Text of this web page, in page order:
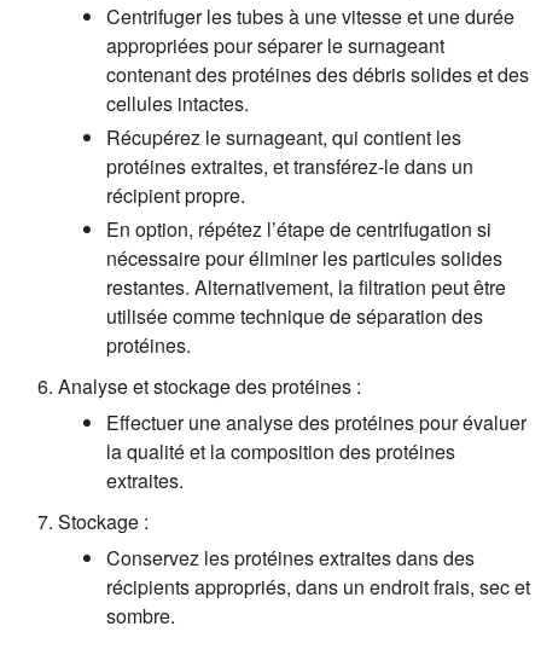
Centrifuger les tubes à une vitesse et une durée
appropriées pour séparer le surnageant
contenant des protéines des débris solides et des
cellules intactes.
Récupérez le surnageant, qui contient les
protéines extraites, et transférez-le dans un
récipient propre.
En option, répétez l’étape de centrifugation si
nécessaire pour éliminer les particules solides
restantes. Alternativement, la filtration peut être
utilisée comme technique de séparation des
protéines.
Analyse et stockage des protéines :
Effectuer une analyse des protéines pour évaluer
la qualité et la composition des protéines
extraites.
Stockage :
Conservez les protéines extraites dans des
récipients appropriés, dans un endroit frais, sec et
sombre.